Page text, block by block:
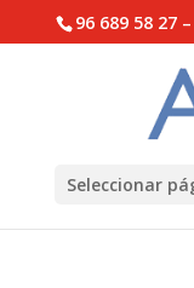
Abrir barra de
96 689 58 27
Seleccionar